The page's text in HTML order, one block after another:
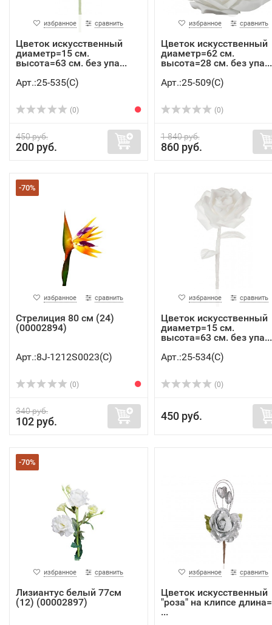
избранное сравнить
Цветок искусственный
диаметр=15 см.
высота=63 см. без упа...
Арт.:25-535(C)
(0)
450 руб.
200 руб.
избранное сравнить
Цветок искусственный
диаметр=62 см.
высота=28 см. без упа...
Арт.:25-509(C)
(0)
1 840 руб.
860 руб.
-70%
избранное сравнить
Стрелиция 80 см (24)
(00002894)
Арт.:8J-1212S0023(C)
(0)
340 руб.
102 руб.
избранное сравнить
Цветок искусственный
диаметр=15 см.
высота=63 см. без упа...
Арт.:25-534(C)
(0)
450 руб.
-70%
избранное сравнить
Лизиантус белый 77см
(12) (00002897)
избранное сравнить
Цветок искусственный
"роза" на клипсе
...